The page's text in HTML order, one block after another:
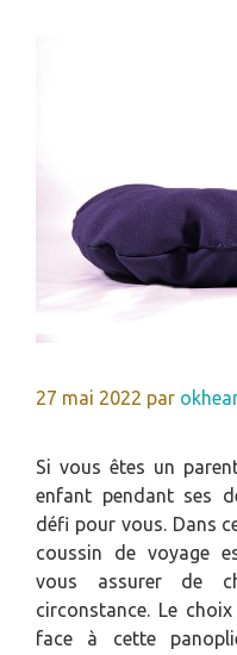
27 mai 2022 par
Si vous êtes un
enfant pendant ses
défi pour vous. Dans
coussin de voyage
vous assurer de
circonstance. Le
face à cette